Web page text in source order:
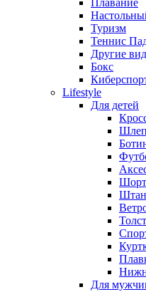
Плавание
Туризм
Теннис
Другие
Бокс
Lifestyle
Для детей
Для